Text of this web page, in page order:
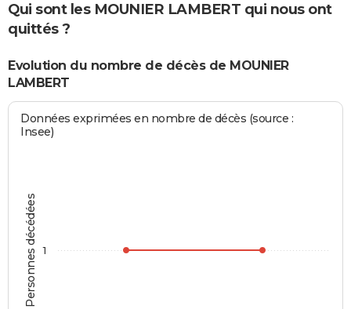
Qui sont les MOUNIER LAMBERT qui nous ont
quittés ?
Evolution du nombre de décès de MOUNIER
LAMBERT
Personnes décédées
Données exprimées en nombre de décès (source :
Insee)
1